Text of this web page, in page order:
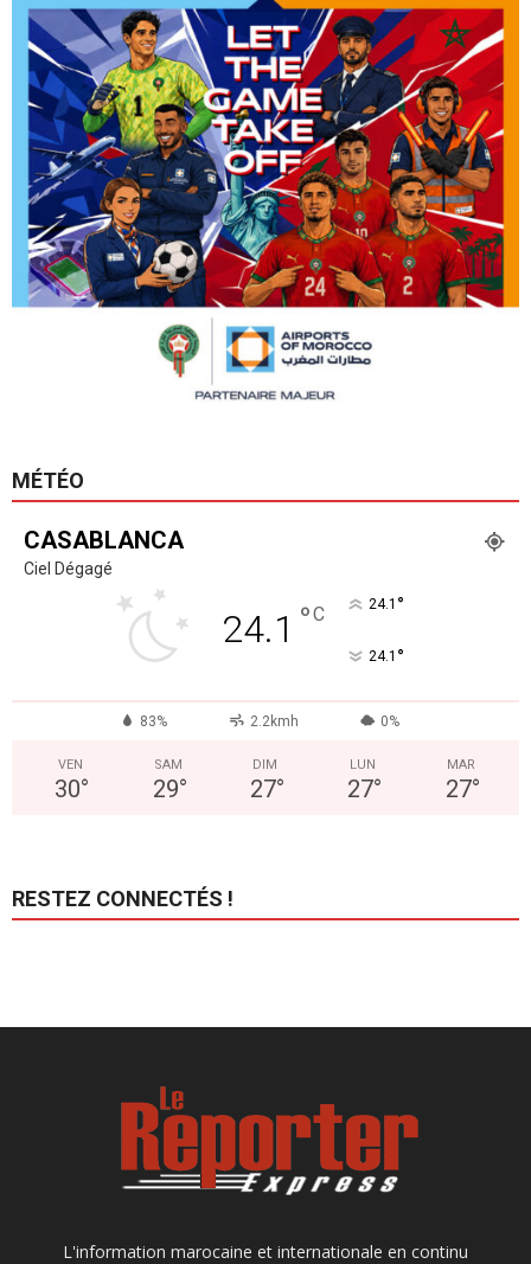
MÉTÉO
CASABLANCA
Ciel Dégagé
24.1 °C 24.1 °
24.1 °
83% 2.2kmh 0%
VEN
30°
SAM
29°
DIM
27°
LUN
27°
MAR
27°
RESTEZ CONNECTÉS !
L'information marocaine et internationale en continu